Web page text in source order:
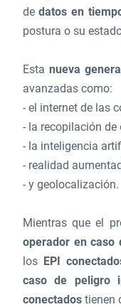
dedatos en
postura o su
Estanueva
avanzadas como:
- el internet de las
- la recopilación de
- la inteligencia
- realidad
- y geolocalización.
Mientras que el
operador en caso
los EPI
caso de peligro
conectadostienen